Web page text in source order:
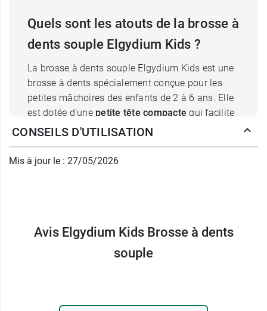
Quels sont les atouts de la brosse à
dents souple Elgydium Kids ?
La brosse à dents souple Elgydium Kids est une
brosse à dents spécialement conçue pour les
petites mâchoires des enfants de 2 à 6 ans. Elle
est dotée d'une petite tête compactequi facilite
l'accès à toutes les surfaces des dents de
supérieure ont une extrémité arrondie pour
pour un nettoyage complet de la surface
dentaire. La plaque dentaire n'a plus aucune
brosse à dents souple Elgydium Kids assure une
CONSEILS D'UTILISATION
Mis à jour le : 27/05/2026
Avis Elgydium Kids Brosse à dents
souple